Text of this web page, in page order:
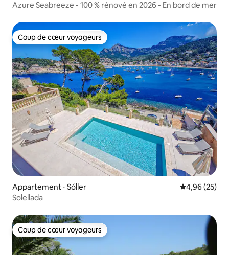
Azure Seabreeze - 100 % rénové en 2026 - En bord de mer
Coup de cœur voyageurs
Coup de cœur voyageurs
Appartement ⋅ Sóller Évaluation
4,96 (25)
Solellada
Coup de cœur voyageurs
Coup de cœur voyageurs